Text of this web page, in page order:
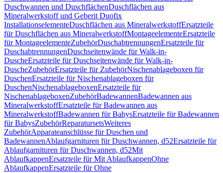
Duschwannen und DuschflächenDuschflächen aus
Mineralwerkstoff und Geberit Duofix
InstallationselementeDuschflächen aus MineralwerkstoffErsatzteile
für Duschflächen aus MineralwerkstoffMontageelementeErsatzteile
für MontageelementeZubehörDuschabtrennungenErsatzteile für
DuschabtrennungenDuschseitenwände für Walk-in-
DuscheErsatzteile für Duschseitenwände für Walk-in-
DuscheZubehörErsatzteile für ZubehörNischenablageboxen für
DuschenErsatzteile für Nischenablageboxen für
DuschenNischenablageboxenErsatzteile für
NischenablageboxenZubehörBadewannenBadewannen aus
MineralwerkstoffErsatzteile für Badewannen aus
MineralwerkstoffBadewannen für BabysErsatzteile für Badewannen
für BabysZubehörReparatursetsWeiteres
ZubehörApparateanschlüsse für Duschen und
BadewannenAblaufgarnituren für Duschwannen, d52Ersatzteile für
Ablaufgarnituren für Duschwannen, d52Mit
AblaufkappenErsatzteile für Mit AblaufkappenOhne
AblaufkappenErsatzteile für Ohne